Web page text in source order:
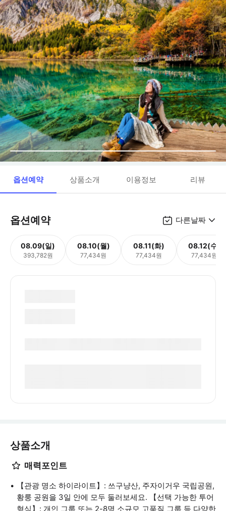
옵션예약 상품소개 이용정보 리뷰
옵션예약 다른날짜
08.09(일)
393,782원
08.10(월)
77,434원
08.11(화)
77,434원
08.12(수)
77,434원
상품소개
매력포인트
【관광 명소 하이라이트】: 쓰구냥산, 주자이거우 국립공원,
황룽 공원을 3일 안에 모두 둘러보세요. 【선택 가능한 투어
형식】: 개인 그룹 또는 2-8명 소규모 고품질 그룹 등 다양한